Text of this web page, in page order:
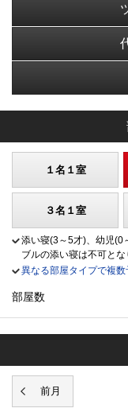
１名１室
３名１室
添い寝(3～5才)、幼児(0
ブルの添い寝は不可とな
異なる部屋タイプで複
部屋数